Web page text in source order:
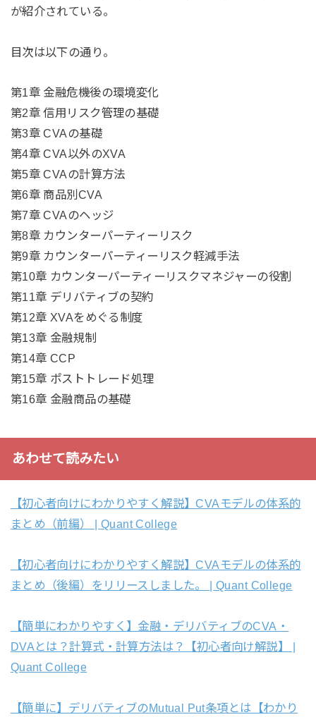
が紹介されている。
目次は以下の通り。
第1章 金融危機後の環境変化
第2章 信用リスク管理の基礎
第3章 CVAの基礎
第4章 CVA以外のXVA
第5章 CVAの計算方法
第6章 商品別CVA
第7章 CVAのヘッジ
第8章 カウンターパーティーリスク
第9章 カウンターパーティーリスク軽減手法
第10章 カウンターパーティーリスクマネジャーの役割
第11章 デリバティブの契約
第12章 XVAをめぐる制度
第13章 金融規制
第14章 CCP
第15章 ポストトレード処理
第16章 金融商品の基礎
あわせて読みたい
【初心者向けにわかりやすく解説】CVAモデルの体系的
まとめ（前編） | Quant College
【初心者向けにわかりやすく解説】CVAモデルの体系的
まとめ（後編）をリリースしました。 | Quant College
【簡単にわかりやすく】金融・デリバティブのCVA・
DVAとは？計算式・計算方法は？【初心者向け解説】 |
Quant College
【簡単に】デリバティブのMutual Put条項とは【わかり